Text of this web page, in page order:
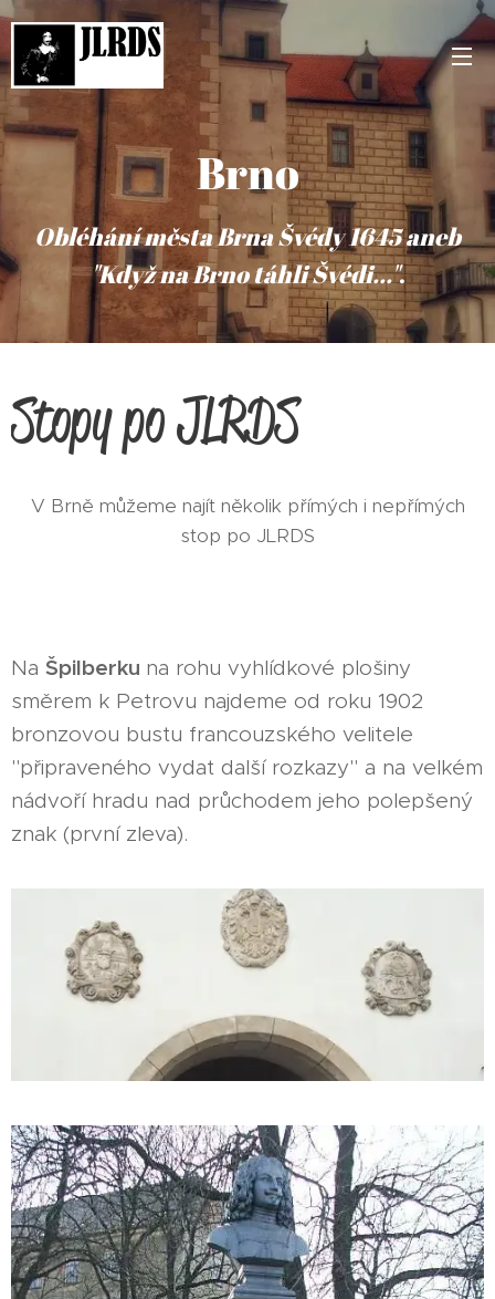
Brno
Obléhání města Brna Švédy 1645 aneb
"Když na Brno táhli Švédi...".
Stopy po JLRDS
V Brně můžeme najít několik přímých i nepřímých
stop po JLRDS
Na Špilberku na rohu vyhlídkové plošiny
směrem k Petrovu najdeme od roku 1902
bronzovou bustu francouzského velitele
"připraveného vydat další rozkazy" a na velkém
nádvoří hradu nad průchodem jeho polepšený
znak (první zleva).